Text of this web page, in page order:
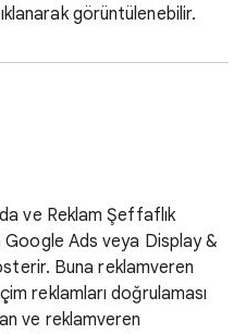
görüntülenebilir.
ve Reklam Şeffaflık
Ads veya Display &
Buna reklamveren
reklamları doğrulaması
ve reklamveren